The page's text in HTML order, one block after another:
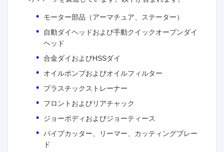
モーター部品（アーマチュア、ステーター）
自動ダイヘッドおよび手動クイックオープンダイ
ヘッド
合金ダイおよびHSSダイ
オイルポンプおよびオイルフィルター
プラスチックストレーナー
フロントおよびリアチャック
ジョーボディおよびジョーティース
パイプカッター、リーマー、カッティングブレー
ド